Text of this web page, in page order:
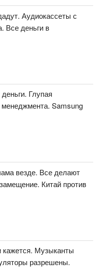
Аудиокассеты с
Все деньги в
Глупая
менеджмента. Samsung
везде. Все делают
Китай против
кажется. Музыканты
разрешены.